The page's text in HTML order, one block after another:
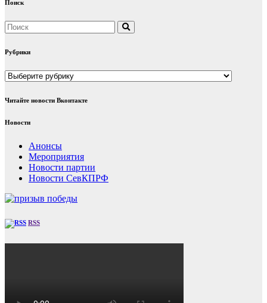
Поиск
Рубрики
Рубрики
Читайте новости Вконтакте
Новости
Анонсы
Мероприятия
Новости партии
Новости СевКПРФ
RSS